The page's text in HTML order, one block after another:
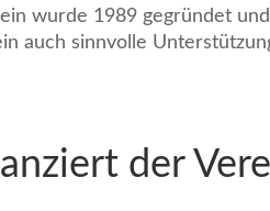
wurde 1989 gegründet
auch sinnvolle
der